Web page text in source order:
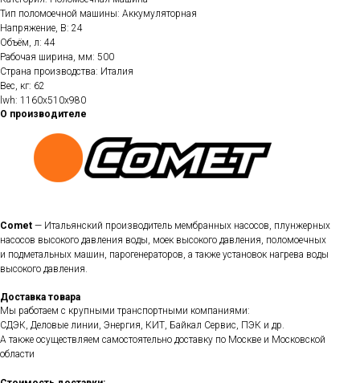
Тип поломоечной машины: Аккумуляторная
Напряжение, В: 24
Объём, л: 44
Рабочая ширина, мм: 500
Страна производства: Италия
Вес, кг: 62
lwh: 1160x510x980
О производителе
Comet — Итальянский производитель мембранных насосов, плунжерных
насосов высокого давления воды, моек высокого давления, поломоечных
и подметальных машин, парогенераторов, а также установок нагрева воды
высокого давления.
Доставка товара
Мы работаем с крупными транспортными компаниями:
СДЭК, Деловые линии, Энергия, КИТ, Байкал Сервис, ПЭК и др.
А также осуществляем самостоятельно доставку по Москве и Московской
области